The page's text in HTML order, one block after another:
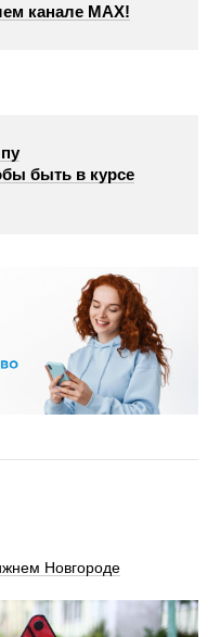
канале МАХ!
быть в курсе
Новгороде